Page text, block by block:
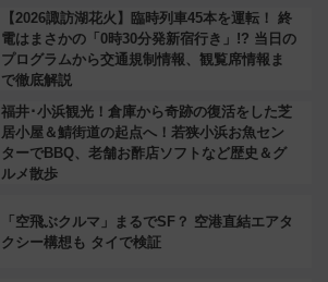
【2026諏訪湖花火】臨時列車45本を運転！ 終
電はまさかの「0時30分発新宿行き」!? 当日の
プログラムから交通規制情報、観覧席情報ま
で徹底解説
福井･小浜観光！倉庫から奇跡の復活をした芝
居小屋＆鯖街道の起点へ！若狭小浜お魚セン
ターでBBQ、老舗お酢店ソフトなど歴史＆グ
ルメ散歩
「空飛ぶクルマ」まるでSF？ 空港直結エアタ
クシー構想も タイで検証